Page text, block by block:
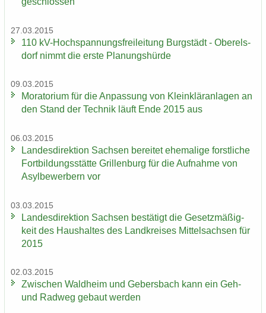
27.03.2015
110 kV-​Hochspannungsfreileitung Burg­städt - Ober­els­
dorf nimmt die erste Pla­nungs­hür­de
09.03.2015
Mo­ra­to­ri­um für die An­pas­sung von Klein­klär­an­la­gen an
den Stand der Tech­nik läuft Ende 2015 aus
06.03.2015
Lan­des­di­rek­ti­on Sach­sen be­rei­tet ehe­ma­li­ge forst­li­che
Fort­bil­dungs­stät­te Gril­len­burg für die Auf­nah­me von
Asyl­be­wer­bern vor
03.03.2015
Lan­des­di­rek­ti­on Sach­sen be­stä­tigt die Ge­setz­mä­ßig­
keit des Haus­hal­tes des Land­krei­ses Mit­tel­sach­sen für
2015
02.03.2015
Zwi­schen Wald­heim und Ge­bers­bach kann ein Geh-
und Rad­weg ge­baut wer­den